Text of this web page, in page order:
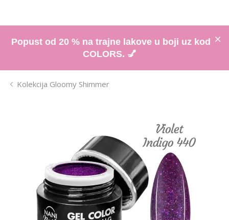
Popust od 20 % na trajne lakove u boji uz kod
COLORS. 💅
Kolekcija Gloomy Shimmer